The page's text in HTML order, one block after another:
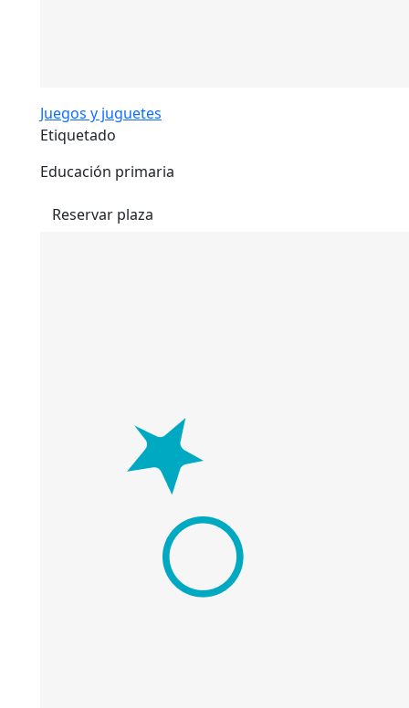
Juegos y juguetes
Etiquetado
Educación primaria
Reservar plaza